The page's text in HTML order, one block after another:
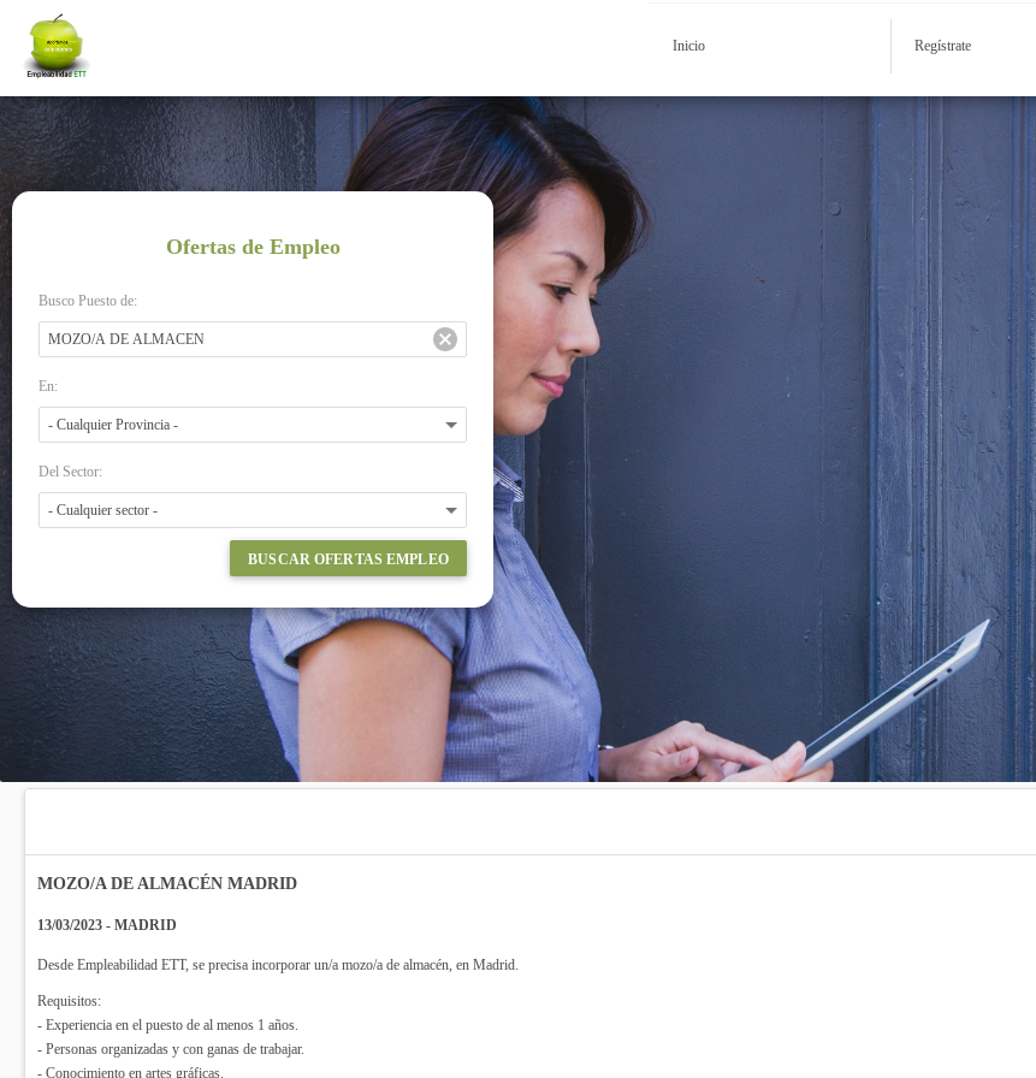
Inicio Regístrate
Ofertas de Empleo
Busco Puesto de:
En:
Del Sector:
BUSCAR OFERTAS EMPLEO
MOZO/A DE ALMACÉN MADRID
13/03/2023 - MADRID
Desde Empleabilidad ETT, se precisa incorporar un/a mozo/a de almacén, en Madrid.
Requisitos:
- Experiencia en el puesto de al menos 1 años.
- Personas organizadas y con ganas de trabajar.
- Conocimiento en artes gráficas.